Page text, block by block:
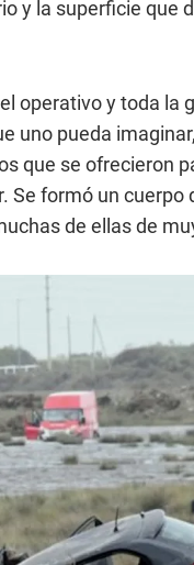
y la superficie que
operativo y toda la
uno pueda
que se ofrecieron
Se formó un
de ellas de